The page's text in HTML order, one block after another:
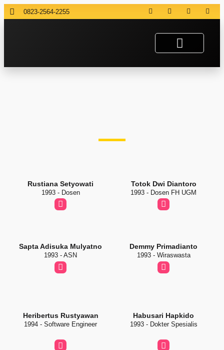
0823-2564-2255
Rustiana Setyowati
1993 - Dosen
Totok Dwi Diantoro
1993 - Dosen FH UGM
Sapta Adisuka Mulyatno
1993 - ASN
Demmy Primadianto
1993 - Wiraswasta
Heribertus Rustyawan
1994 - Software Engineer
Habusari Hapkido
1993 - Dokter Spesialis